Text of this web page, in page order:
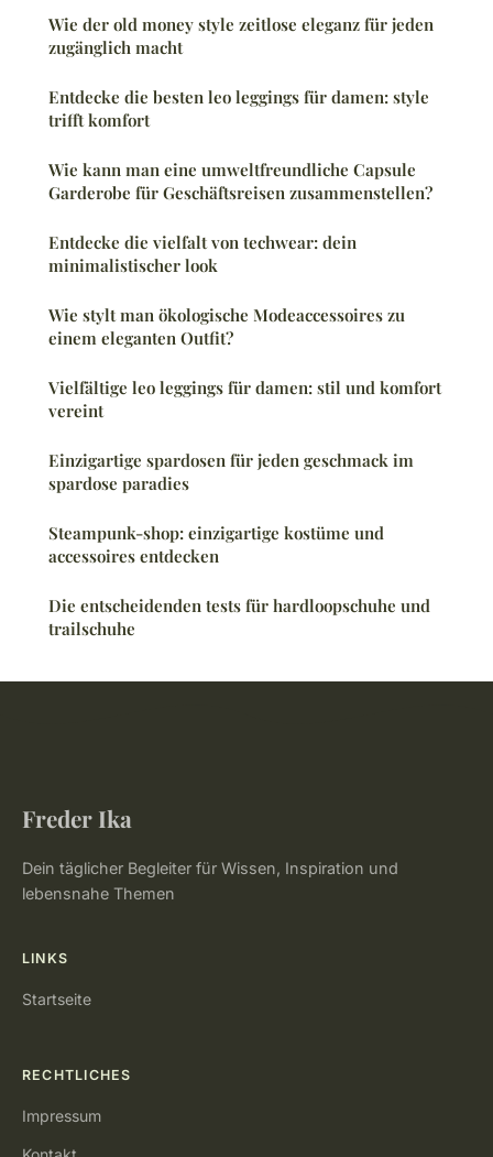
Wie der old money style zeitlose eleganz für jeden
zugänglich macht
Entdecke die besten leo leggings für damen: style
trifft komfort
Wie kann man eine umweltfreundliche Capsule
Garderobe für Geschäftsreisen zusammenstellen?
Entdecke die vielfalt von techwear: dein
minimalistischer look
Wie stylt man ökologische Modeaccessoires zu
einem eleganten Outfit?
Vielfältige leo leggings für damen: stil und komfort
vereint
Einzigartige spardosen für jeden geschmack im
spardose paradies
Steampunk-shop: einzigartige kostüme und
accessoires entdecken
Die entscheidenden tests für hardloopschuhe und
trailschuhe
Freder Ika
Dein täglicher Begleiter für Wissen, Inspiration und
lebensnahe Themen
LINKS
Startseite
RECHTLICHES
Impressum